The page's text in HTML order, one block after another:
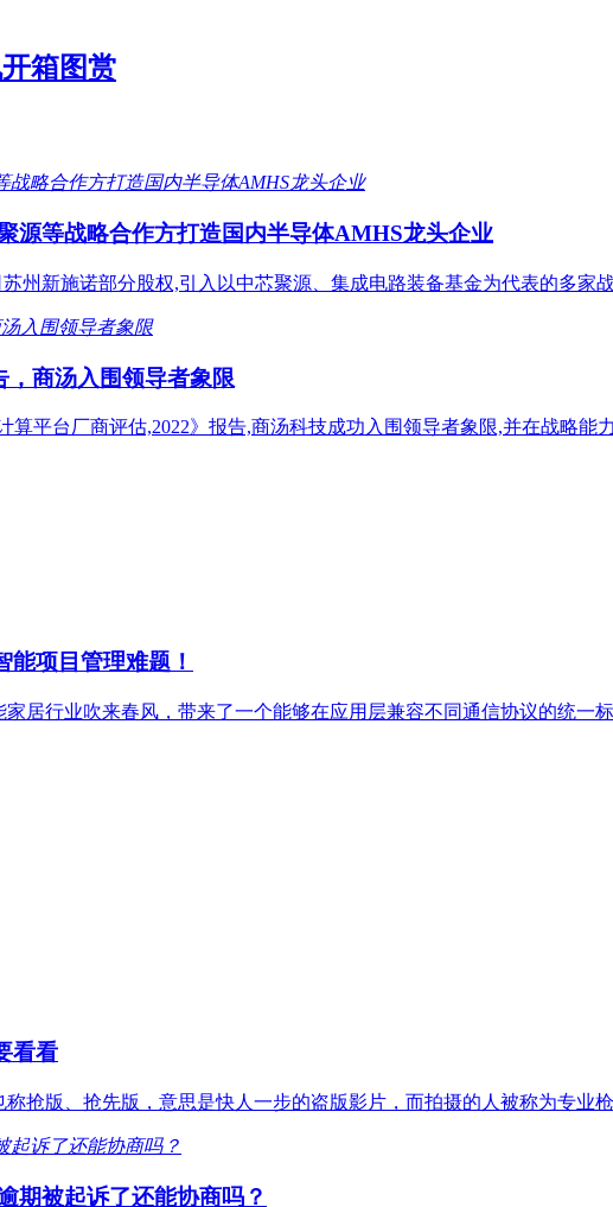
箱图赏
源等战略合作方打造国内半导体AMHS龙头企业
州新施诺部分股权,引入以中芯聚源、集成电路装备基金为代表的多家
商汤入围领导者象限
算平台厂商评估,2022》报告,商汤科技成功入围领导者象限,并在战略能
项目管理难题！
居行业吹来春风，带来了一个能够在应用层兼容不同通信协议的统一
看看
抢版、抢先版，意思是快人一步的盗版影片，而拍摄的人被称为专业
期被起诉了还能协商吗？